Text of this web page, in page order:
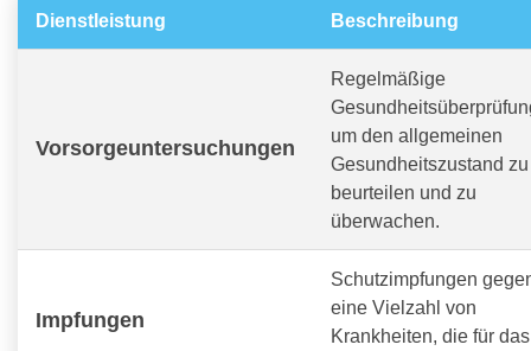
Dienstleistung Beschreibung
Vorsorgeuntersuchungen
Regelmäßige
um den allgemeinen
Gesundheitszustand zu
beurteilen und zu
überwachen.
Impfungen
Schutzimpfungen
eine Vielzahl von
Krankheiten, die für das